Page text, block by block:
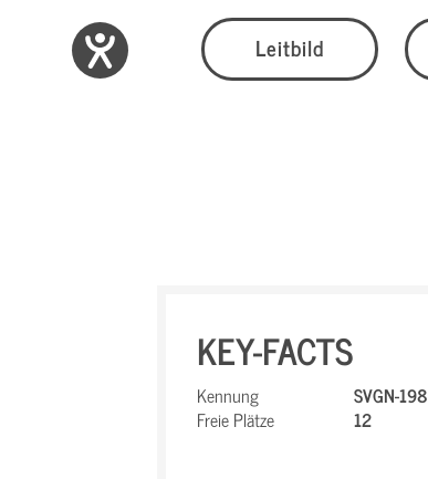
Leitbild
KEY-FACTS
Kennung
SVGN-198
Freie Plätze
12